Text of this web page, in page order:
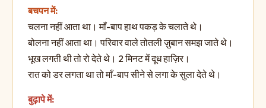
बचपन में:
चलना नहीं आता था। माँ-बाप हाथ पकड़ के चलाते थे।
बोलना नहीं आता था। परिवार वाले तोतली ज़ुबान समझ जाते थे।
भूख लगती थी तो रो देते थे। 2 मिनट में दूध हाज़िर।
रात को डर लगता था तो माँ-बाप सीने से लगा के सुला देते थे।
बुढ़ापे में: